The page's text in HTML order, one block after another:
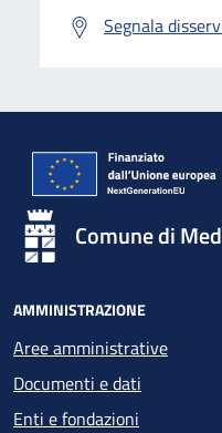
Segnala
Comune di
AMMINISTRAZIONE
Aree amministrative
Documenti e dati
Enti e fondazioni